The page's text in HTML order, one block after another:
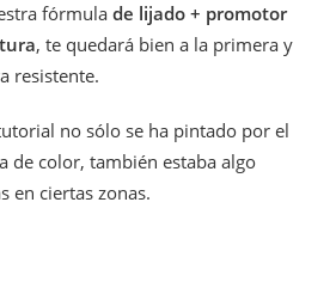
fórmulade lijado + promotor
, te quedará bien a la primera y
resistente.
no sólo se ha pintado por el
de color, también estaba algo
en ciertas zonas.